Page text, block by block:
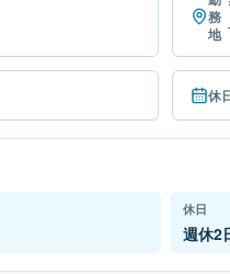
務
地
休
休日
週休2